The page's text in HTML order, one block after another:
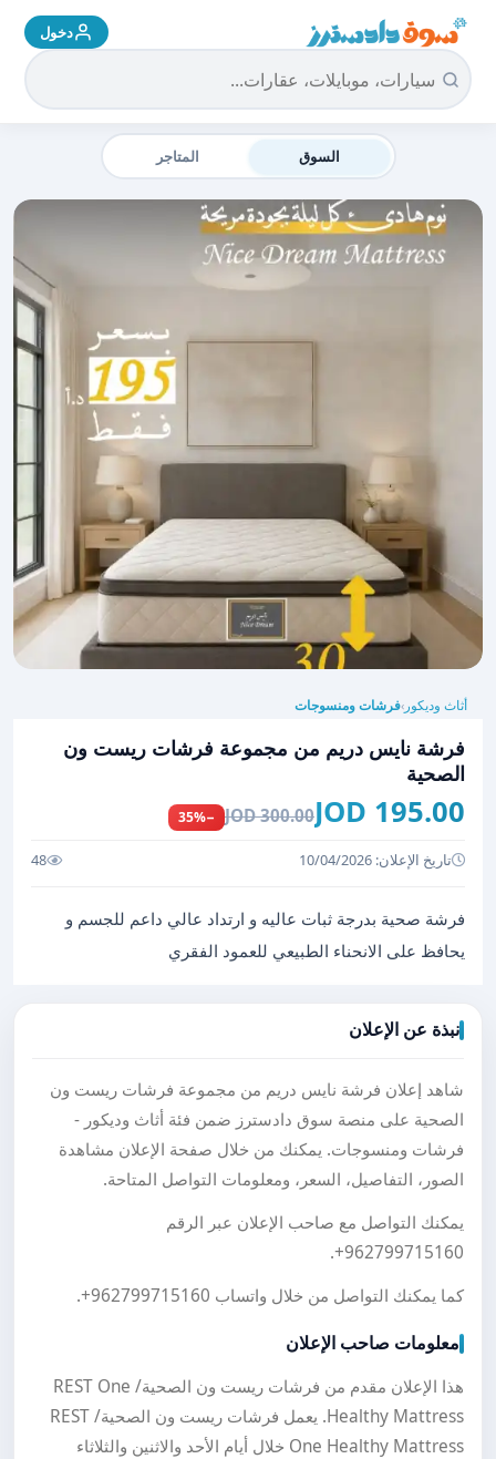
سوق دادسترز الرئيسية دخول
السوق المتاجر
أثاث وديكور ›فرشات ومنسوجات
فرشة نايس دريم من مجموعة فرشات ريست ون
الصحية
195.00 JOD
300.00 JOD
−35%
تاريخ الإعلان: 10/04/2026 48
فرشة صحية بدرجة ثبات عاليه و ارتداد عالي داعم للجسم و
يحافظ على الانحناء الطبيعي للعمود الفقري
نبذة عن الإعلان
شاهد إعلان فرشة نايس دريم من مجموعة فرشات ريست ون
الصحية على منصة سوق دادسترز ضمن فئة أثاث وديكور -
فرشات ومنسوجات. يمكنك من خلال صفحة الإعلان مشاهدة
الصور، التفاصيل، السعر، ومعلومات التواصل المتاحة.
يمكنك التواصل مع صاحب الإعلان عبر الرقم
+962799715160
.
كما يمكنك التواصل من خلال واتساب +962799715160
.
معلومات صاحب الإعلان
هذا الإعلان مقدم من فرشات ريست ون الصحية/ REST One
Healthy Mattress. يعمل فرشات ريست ون الصحية/ REST
One Healthy Mattress خلال أيام الأحد والاثنين والثلاثاء